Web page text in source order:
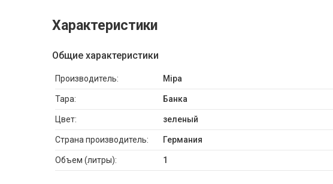
Характеристики
Общие характеристики
Производитель: Mipa
Тара: Банка
Цвет: зеленый
Страна производитель: Германия
Объем (литры): 1